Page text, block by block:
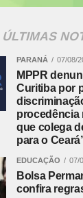
ÚLTIMAS
PARANÁ 07/08/
MPPR
Curitiba por
procedência
que colega
para o
EDUCAÇÃO 07/
Bolsa
confira